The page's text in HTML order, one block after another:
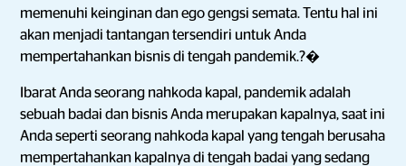
memenuhi keinginan dan ego gengsi semata. Tentu hal ini
akan menjadi tantangan tersendiri untuk Anda
mempertahankan bisnis di tengah pandemik.?�
Ibarat Anda seorang nahkoda kapal, pandemik adalah
sebuah badai dan bisnis Anda merupakan kapalnya, saat ini
Anda seperti seorang nahkoda kapal yang tengah berusaha
mempertahankan kapalnya di tengah badai yang sedang